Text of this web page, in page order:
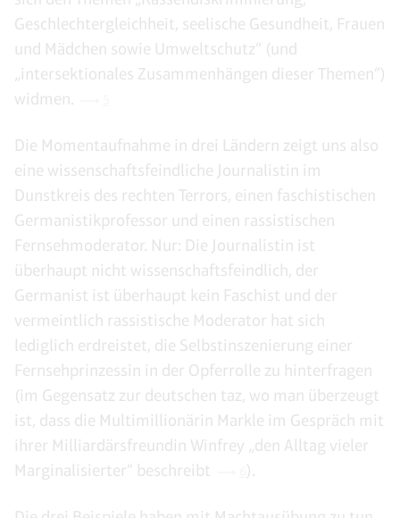
Geschlechtergleichheit, seelische Gesundheit, Frauen
und Mädchen sowie Umweltschutz“ (und
„intersektionales Zusammenhängen dieser Themen“)
widmen.
Die Momentaufnahme in drei Ländern zeigt uns also
eine wissenschaftsfeindliche Journalistin im
Dunstkreis des rechten Terrors, einen faschistischen
Germanistikprofessor und einen rassistischen
Fernsehmoderator. Nur: Die Journalistin ist
überhaupt nicht wissenschaftsfeindlich, der
Germanist ist überhaupt kein Faschist und der
vermeintlich rassistische Moderator hat sich
lediglich erdreistet, die Selbstinszenierung einer
Fernsehprinzessin in der Opferrolle zu hinterfragen
(im Gegensatz zur deutschen taz, wo man überzeugt
ist, dass die Multimillionärin Markle im Gespräch mit
ihrer Milliardärsfreundin Winfrey „den Alltag vieler
Marginalisierter“ beschreibt
).